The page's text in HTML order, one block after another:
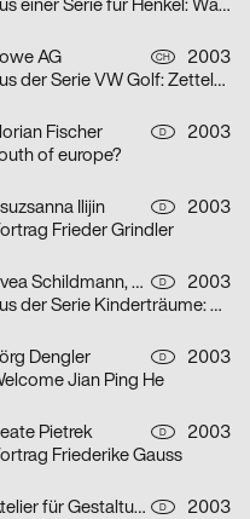
aus einer Serie für Henkel: Wäscheklammern
AG CH
2003
aus der Serie VW Golf: Zettelplakat
Fischer D
2003
of europe?
Ilijin D
2003
Frieder Grindler
Svea Schildmann, Kathrin Nahlik D
2003
aus der Serie Kinderträume: Feuerwehr
Dengler D
2003
Jian Ping He
Pietrek D
2003
Friederike Gauss
Atelier für Gestaltung D
2003